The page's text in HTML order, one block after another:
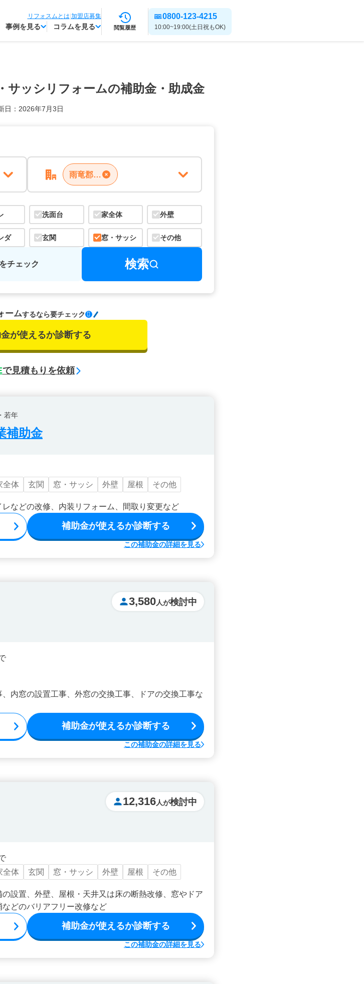
リフォスムとは|加盟店募集
事例を見る コラムを見る 閲覧履歴
0800-123-4215
10:00~19:00(土日祝もOK)
サッシリフォームの補助金・助成金
日：2026年7月3日
雨竜郡妹背牛町
洗面台 家全体 外壁
ダ 玄関 窓・サッシ その他
チェック 検索
ームするなら要チェック
が使えるか診断する
で見積もりを依頼
若年
補助金
全体 玄関 窓・サッシ 外壁 屋根
その他
などの改修、内装リフォーム、間取り変更など
補助金が使えるか診断する
この補助金の詳細を見る
3,580人が検討中
内窓の設置工事、外窓の交換工事、ドアの交換工事な
補助金が使えるか診断する
この補助金の詳細を見る
12,316人が検討中
全体 玄関 窓・サッシ 外壁 屋根
その他
設置、外壁、屋根・天井又は床の断熱改修、窓やドア
どのバリアフリー改修など
補助金が使えるか診断する
この補助金の詳細を見る